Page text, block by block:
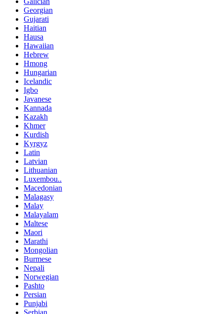
Georgian
Gujarati
Haitian
Hausa
Hawaiian
Hebrew
Hmong
Hungarian
Icelandic
Igbo
Javanese
Kannada
Kazakh
Khmer
Kurdish
Kyrgyz
Latin
Latvian
Lithuanian
Luxembou..
Macedonian
Malagasy
Malay
Malayalam
Maltese
Maori
Marathi
Mongolian
Burmese
Nepali
Norwegian
Pashto
Persian
Punjabi
Serbian